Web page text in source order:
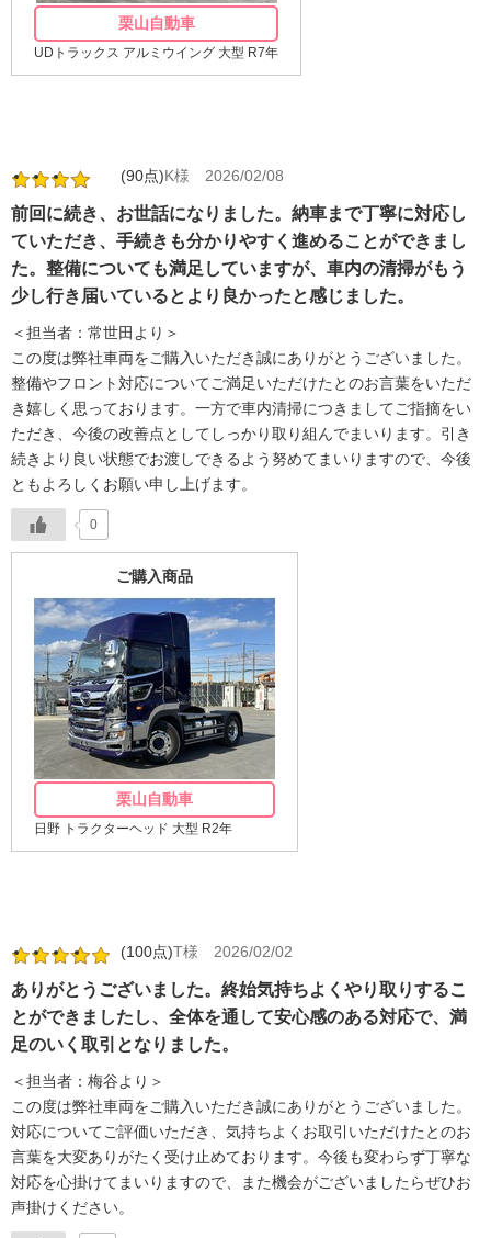
栗山自動車
UDトラックス アルミウイング 大型 R7年
(90点)K様 2026/02/08
前回に続き、お世話になりました。納車まで丁寧に対応し
ていただき、手続きも分かりやすく進めることができまし
た。整備についても満足していますが、車内の清掃がもう
少し行き届いているとより良かったと感じました。
＜担当者：常世田より＞
この度は弊社車両をご購入いただき誠にありがとうございました。
整備やフロント対応についてご満足いただけたとのお言葉をいただ
き嬉しく思っております。一方で車内清掃につきましてご指摘をい
ただき、今後の改善点としてしっかり取り組んでまいります。引き
続きより良い状態でお渡しできるよう努めてまいりますので、今後
ともよろしくお願い申し上げます。
0
ご購入商品
栗山自動車
日野 トラクターヘッド 大型 R2年
(100点)T様 2026/02/02
ありがとうございました。終始気持ちよくやり取りするこ
とができましたし、全体を通して安心感のある対応で、満
足のいく取引となりました。
＜担当者：梅谷より＞
この度は弊社車両をご購入いただき誠にありがとうございました。
対応についてご評価いただき、気持ちよくお取引いただけたとのお
言葉を大変ありがたく受け止めております。今後も変わらず丁寧な
対応を心掛けてまいりますので、また機会がございましたらぜひお
声掛けください。